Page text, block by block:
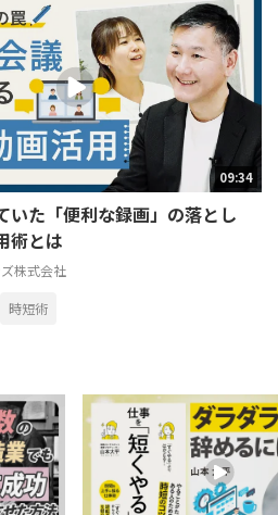
09:34
いた「便利な録画」の落とし
術とは
株式会社
時短術